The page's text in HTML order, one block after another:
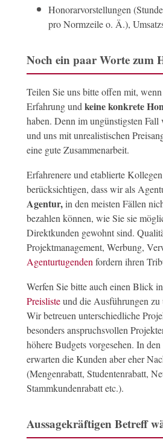
Honorarvorstellungen
pro Normzeile o. Ä.),
Noch ein paar Worte zum
Teilen Sie uns bitte offen mit,
Erfahrung und keine konkrete
haben. Denn im ungünstigsten Fall
und uns mit unrealistischen
eine gute Zusammenarbeit.
Erfahrenere und etablierte
berücksichtigen, dass wir als
Agentur,in den meisten Fällen
bezahlen können, wie Sie sie
Direktkunden gewohnt sind.
Projektmanagement, Werbung,
Agenturtugenden fordern ihren
Werfen Sie bitte auch einen Blick
Preislisteund die Ausführungen zu
Wir betreuen unterschiedliche
besonders anspruchsvollen
höhere Budgets vorgesehen. In
erwarten die Kunden aber eher
(Mengenrabatt, Studentenrabatt,
Stammkundenrabatt etc.).
Aussagekräftigen Betreff